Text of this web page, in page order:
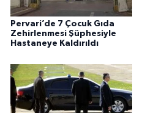
Pervari’de 7 Çocuk Gıda
Zehirlenmesi Şüphesiyle
Hastaneye Kaldırıldı